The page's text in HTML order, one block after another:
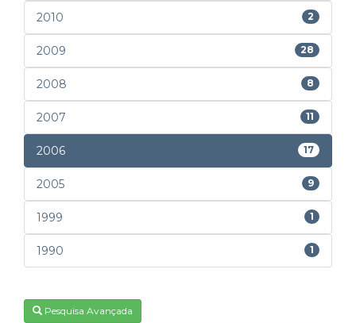
2010 2
2009 28
2008 8
2007 11
2006 17
2005 9
1999 1
1990 1
Pesquisa Avançada